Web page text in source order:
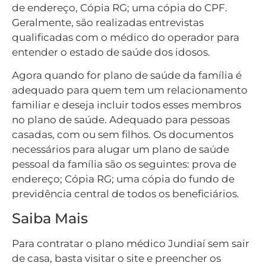
de endereço, Cópia RG; uma cópia do CPF.
Geralmente, são realizadas entrevistas
qualificadas com o médico do operador para
entender o estado de saúde dos idosos.
Agora quando for plano de saúde da família é
adequado para quem tem um relacionamento
familiar e deseja incluir todos esses membros
no plano de saúde. Adequado para pessoas
casadas, com ou sem filhos. Os documentos
necessários para alugar um plano de saúde
pessoal da família são os seguintes: prova de
endereço; Cópia RG; uma cópia do fundo de
previdência central de todos os beneficiários.
Saiba Mais
Para contratar o plano médico Jundiaí sem sair
de casa, basta visitar o site e preencher os